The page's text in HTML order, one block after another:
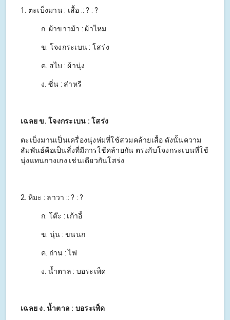
1. ตะเบ็งมาน : เสื้อ :: ? : ?
ก. ผ้าขาวม้า : ผ้าไหม
ข. โจงกระเบน : โสร่ง
ค. สไบ : ผ้านุ่ง
ง. ซิ่น : ส่าหรี
เฉลย ข. โจงกระเบน : โสร่ง
ตะเบ็งมานเป็นเครื่องนุ่งห่มที่ใช้สวมคล้ายเสื้อ ดังนั้นความ
สัมพันธ์คือเป็นสิ่งที่มีการใช้คล้ายกัน ตรงกับโจงกระเบนที่ใช้
นุ่งแทนกางเกง เช่นเดียวกันโสร่ง
2. หิมะ : ลาวา :: ? : ?
ก. โต๊ะ : เก้าอี้
ข. นุ่น : ขนนก
ค. ถ่าน : ไฟ
ง. น้ำตาล : บอระเพ็ด
เฉลย ง. น้ำตาล : บอระเพ็ด